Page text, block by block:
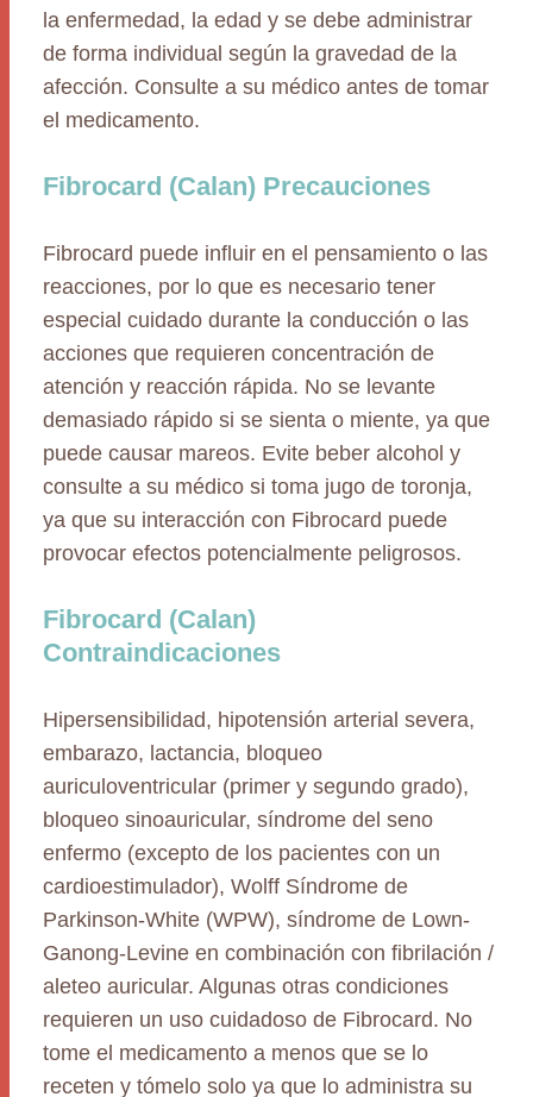
la enfermedad, la edad y se debe administrar
de forma individual según la gravedad de la
afección. Consulte a su médico antes de tomar
el medicamento.
Fibrocard (Calan) Precauciones
Fibrocard puede influir en el pensamiento o las
reacciones, por lo que es necesario tener
especial cuidado durante la conducción o las
acciones que requieren concentración de
atención y reacción rápida. No se levante
demasiado rápido si se sienta o miente, ya que
puede causar mareos. Evite beber alcohol y
consulte a su médico si toma jugo de toronja,
ya que su interacción con Fibrocard puede
provocar efectos potencialmente peligrosos.
Fibrocard (Calan)
Contraindicaciones
Hipersensibilidad, hipotensión arterial severa,
embarazo, lactancia, bloqueo
auriculoventricular (primer y segundo grado),
bloqueo sinoauricular, síndrome del seno
enfermo (excepto de los pacientes con un
cardioestimulador), Wolff Síndrome de
Parkinson-White (WPW), síndrome de Lown-
Ganong-Levine en combinación con fibrilación /
aleteo auricular. Algunas otras condiciones
requieren un uso cuidadoso de Fibrocard. No
tome el medicamento a menos que se lo
receten y tómelo solo ya que lo administra su